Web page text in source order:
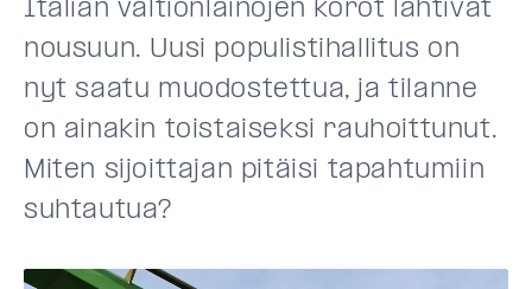
Italian valtionlainojen korot lähtivät
nousuun. Uusi populistihallitus on
nyt saatu muodostettua, ja tilanne
on ainakin toistaiseksi rauhoittunut.
Miten sijoittajan pitäisi tapahtumiin
suhtautua?